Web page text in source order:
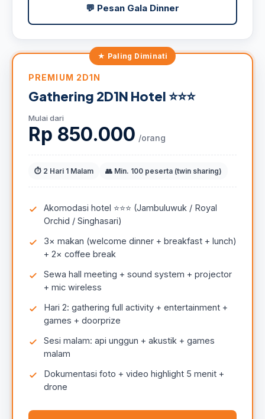
💬 Pesan Gala Dinner
PREMIUM 2D1N
Gathering 2D1N Hotel ⭐⭐⭐
Mulai dari
Rp 850.000 /orang
⏱ 2 Hari 1 Malam 👥 Min. 100 peserta (twin sharing)
Akomodasi hotel ⭐⭐⭐ (Jambuluwuk / Royal
Orchid / Singhasari)
3× makan (welcome dinner + breakfast + lunch)
+ 2× coffee break
Sewa hall meeting + sound system + projector
+ mic wireless
Hari 2: gathering full activity + entertainment +
games + doorprize
Sesi malam: api unggun + akustik + games
malam
Dokumentasi foto + video highlight 5 menit +
drone